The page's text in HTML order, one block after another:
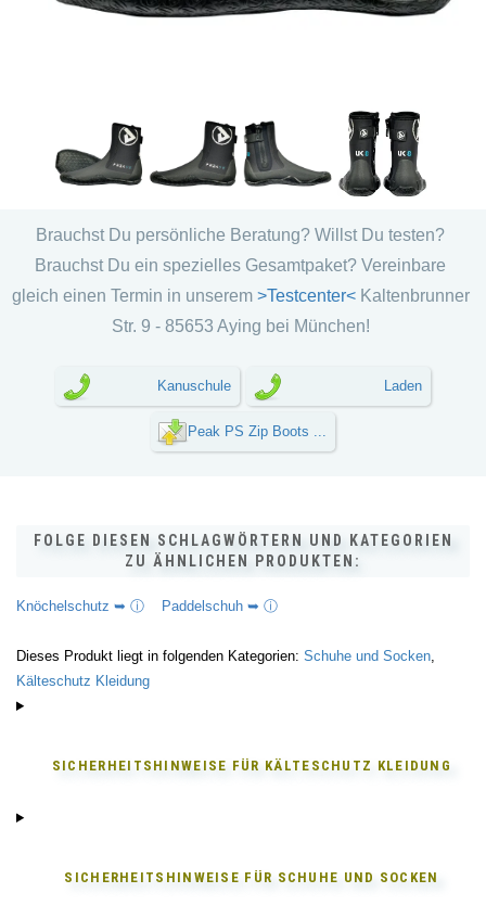
Brauchst Du persönliche Beratung? Willst Du testen?
Brauchst Du ein spezielles Gesamtpaket? Vereinbare
gleich einen Termin in unserem>Testcenter< Kaltenbrunner
Str. 9 - 85653 Aying bei München!
Kanuschule Laden
Peak PS Zip Boots ...
FOLGE DIESEN SCHLAGWÖRTERN UND KATEGORIEN
ZU ÄHNLICHEN PRODUKTEN:
Knöchelschutz ➥ ⓘ Paddelschuh ➥ ⓘ
Dieses Produkt liegt in folgenden Kategorien: Schuhe und Socken,
Kälteschutz Kleidung
SICHERHEITSHINWEISE FÜR KÄLTESCHUTZ KLEIDUNG
SICHERHEITSHINWEISE FÜR SCHUHE UND SOCKEN